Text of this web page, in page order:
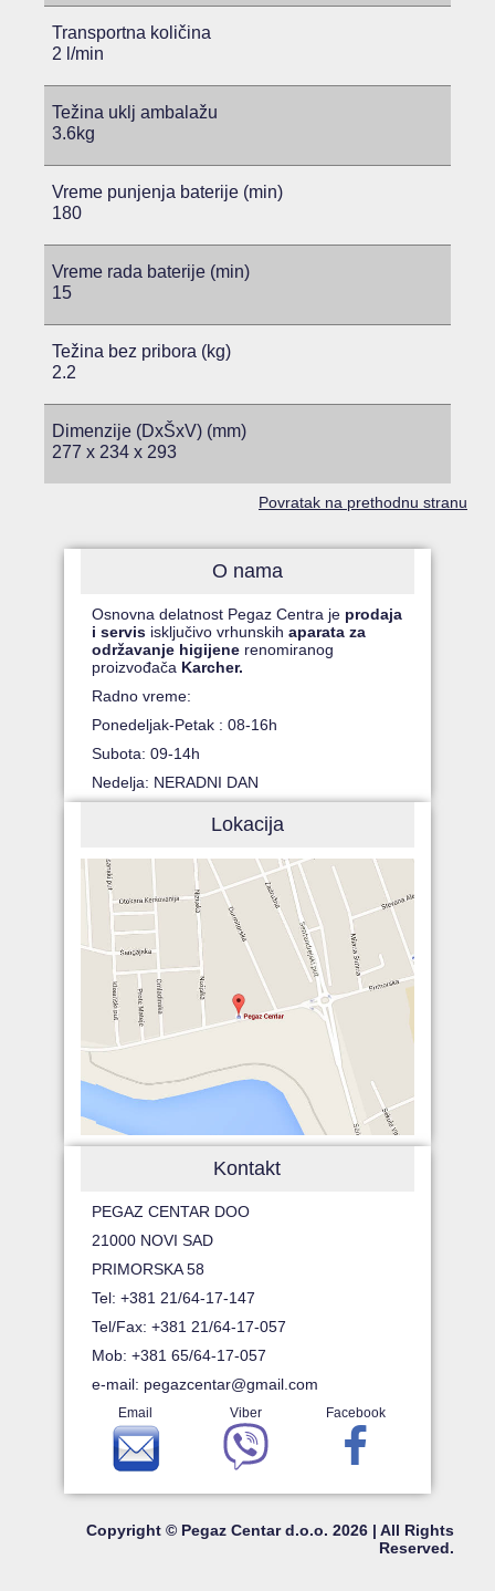
Transportna količina
2 l/min
Težina uklj ambalažu
3.6kg
Vreme punjenja baterije (min)
180
Vreme rada baterije (min)
15
Težina bez pribora (kg)
2.2
Dimenzije (DxŠxV) (mm)
277 x 234 x 293
Povratak na prethodnu stranu
O nama
Osnovna delatnost Pegaz Centra je prodaja
i servis isključivo vrhunskihaparata za
održavanje higijene renomiranog
proizvođača Karcher.
Radno vreme:
Ponedeljak-Petak : 08-16h
Subota: 09-14h
Nedelja: NERADNI DAN
Lokacija
Kontakt
PEGAZ CENTAR DOO
21000 NOVI SAD
PRIMORSKA 58
Tel: +381 21/64-17-147
Tel/Fax: +381 21/64-17-057
Mob: +381 65/64-17-057
e-mail: pegazcentar@gmail.com
Email Viber Facebook
Copyright © Pegaz Centar d.o.o. 2026 | All Rights
Reserved.